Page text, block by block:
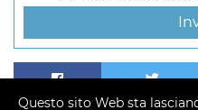
Questo sito Web sta